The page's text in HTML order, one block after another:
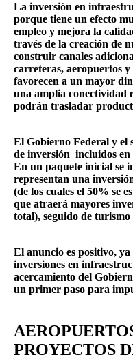
La inversión en
porque tiene un efecto
empleo y mejora la
través de la creación de
construir canales
carreteras, aeropuertos
favorecen a un mayor
una amplia conectividad
podrán trasladar
El Gobierno Federal y el
de inversión incluidos
En un paquete inicial se
representan una
(de los cuales el 50% se
que atraerá mayores
total), seguido de
El anuncio es positivo,
inversiones en
acercamiento del
un primer paso para
PROYECTOS